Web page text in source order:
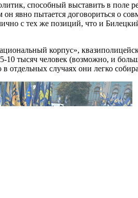
способный выставить в
явно пытается договориться о
с тех же позиций, что и
корпус»,
тысяч человек (возможно, и
отдельных случаях они легко